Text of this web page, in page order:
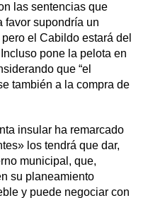
las sentencias que
favor supondría un
el Cabildo estará del
pone la pelota en
que “el
también a la compra de
insular ha remarcado
los tendrá que dar,
municipal, que,
su planeamiento
y puede negociar con